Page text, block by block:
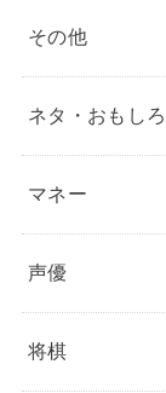
その他
ネタ・おもしろ
マネー
声優
将棋